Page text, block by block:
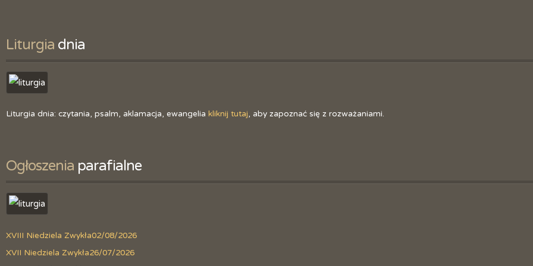
Liturgia dnia
Liturgia dnia: czytania, psalm, aklamacja, ewangelia kliknij tutaj, aby zapoznać się z rozważaniami.
Ogłoszenia parafialne
XVIII Niedziela Zwykła02/08/2026
XVII Niedziela Zwykła26/07/2026